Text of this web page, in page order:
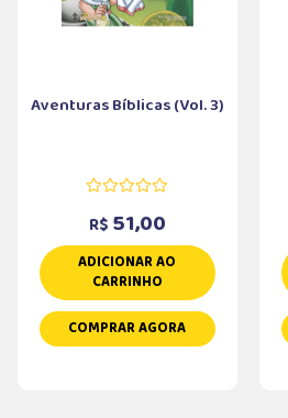
Aventuras Bíblicas (Vol. 3)
R$ 51,00
ADICIONAR AO
CARRINHO
COMPRAR AGORA